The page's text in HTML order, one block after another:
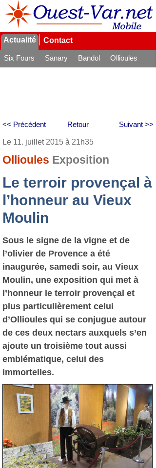
Actualité Contact
Six Fours Sanary Bandol
Ollioules
Retour
<< Précédent Suivant >>
Le 11. juillet 2015 à 21h35
Ollioules Exposition
Le terroir provençal à
l’honneur au Vieux
Moulin
Sous le signe de la vigne et de
l’olivier de Provence a été
inaugurée, samedi soir, au Vieux
Moulin, une exposition qui met à
l’honneur le terroir provençal et
plus particulièrement celui
d’Ollioules qui se conjugue autour
de ces deux nectars auxquels s’en
ajoute un troisième tout aussi
emblématique, celui des
immortelles.